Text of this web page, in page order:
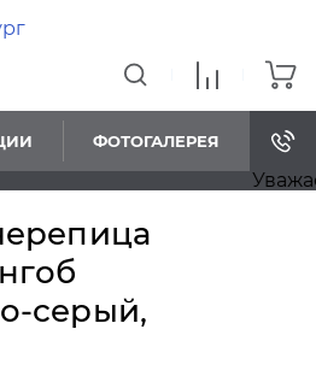
ФОТОГАЛЕРЕЯ
серый,